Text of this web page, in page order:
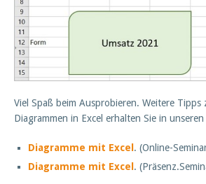
Viel Spaß beim Ausprobieren. Weitere
Diagrammen in Excel erhalten Sie in unseren
Diagramme mit Excel . (Online-
Diagramme mit Excel .